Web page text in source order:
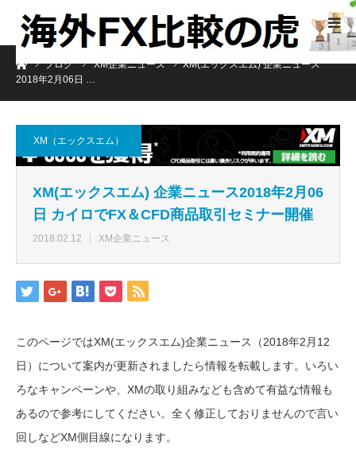
ホームブログ XM企業ニュース
XM(エックスエム) 企業ニュース
2018年2月06日 …
XM（エックスエム）
XM(エックスエム) 企業ニュース2018年2月06
日 カイロでFX＆CFD商品取引セミナー開催
2018.02.12 XM企業ニュース
このページではXM(エックスエム)企業ニュース（2018年2月12
日）について案内が更新されましたら情報を転載します。いろい
ろなキャンペーンや、XMの取り組みなども含めて有益な情報も
あるので参考にしてください。全く修正しておりませんので言い
回しなどXM側目線になります。